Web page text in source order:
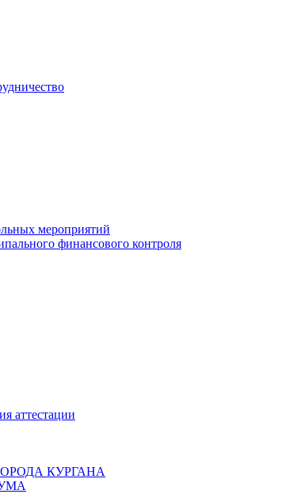
мероприятий
финансового контроля
аттестации
КУРГАНА